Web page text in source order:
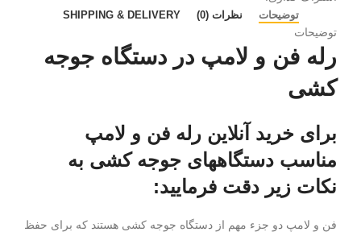
توضیحات نظرات (0) SHIPPING & DELIVERY
توضیحات
رله فن و لامپ در دستگاه جوجه
کشی
برای خرید آنلاین رله فن و لامپ
مناسب دستگاههای جوجه کشی به
نکات زیر دقت فرمایید:
فن و لامپ دو جزء مهم از دستگاه جوجه کشی هستند که برای حفظ